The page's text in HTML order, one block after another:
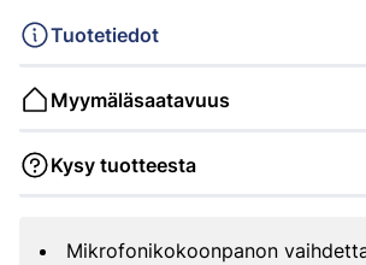
Tuotetiedot
Myymäläsaatavuus
Kysy tuotteesta
Mikrofonikokoonpanon